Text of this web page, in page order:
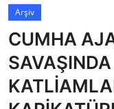
Cumhurbaşkanlığı
Bakanlıklar
Siyasi Partiler
Arşiv
CUMHA